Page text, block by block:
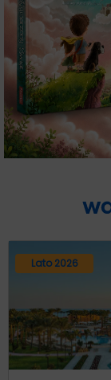
Lato 2026